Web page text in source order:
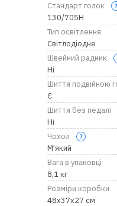
Стандарт голок
130/705H
Тип освітлення
Світлодіодне
Швейний радник
Ні
Шиття подвійною
Є
Шиття без педалі
Ні
Чохол
М'який
Вага в упаковці
8,1 кг
Розміри коробки
48x37x27 см